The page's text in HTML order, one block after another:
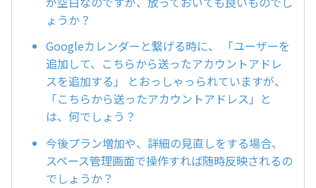
ょうか？
Googleカレンダーと繋げる時に、 「ユーザーを
追加して、こちらから送ったアカウントアドレ
スを追加する」 とおっしゃっられていますが、
「こちらから送ったアカウントアドレス」と
は、何でしょう？
今後プラン増加や、詳細の見直しをする場合、
スペース管理画面で操作すれば随時反映されるの
でしょうか？